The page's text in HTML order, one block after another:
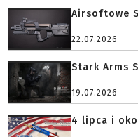
Airsoftowe
22.07.2026
Stark Arms
19.07.2026
4 lipca i